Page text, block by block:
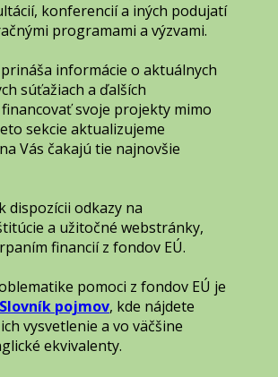
konferencií a iných podujatí
programami a výzvami.
informácie o aktuálnych
súťažiach a ďalších
svoje projekty mimo
sekcie aktualizujeme
Vás čakajú tie najnovšie
dispozícii odkazy na
a užitočné webstránky,
financií z fondov EÚ.
pomoci z fondov EÚ je
Slovník pojmov, kde nájdete
vysvetlenie a vo väčšine
ekvivalenty.